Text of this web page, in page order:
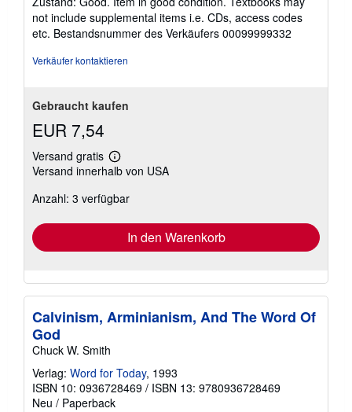
von
5
Sternen
not include supplemental items i.e. CDs, access codes
etc. Bestandsnummer des Verkäufers 00099999332
Verkäufer kontaktieren
Gebraucht kaufen
EUR 7,54
Versand gratis
Weitere
Informationen
Versandkosten
Versand innerhalb von USA
Anzahl: 3 verfügbar
In den Warenkorb
Calvinism, Arminianism, And The Word Of
God
Chuck W. Smith
Verlag: Word for Today, 1993
ISBN 10: 0936728469 / ISBN 13: 9780936728469
Neu / Paperback